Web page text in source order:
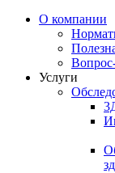
О компании
Услуги